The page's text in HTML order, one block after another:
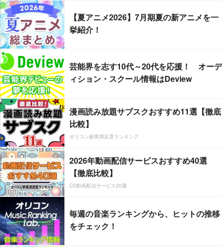
【夏アニメ2026】7月期夏の新アニメを一
挙紹介！
芸能界を志す10代～20代を応援！ オーデ
ィション・スクール情報はDeview
漫画読み放題サブスクおすすめ11選【徹底
比較】
オリコン顧客満足度ランキング
2026年動画配信サービスおすすめ40選
【徹底比較】
CS動画配信サービス20選
毎週の音楽ランキングから、ヒットの推移
をチェック！